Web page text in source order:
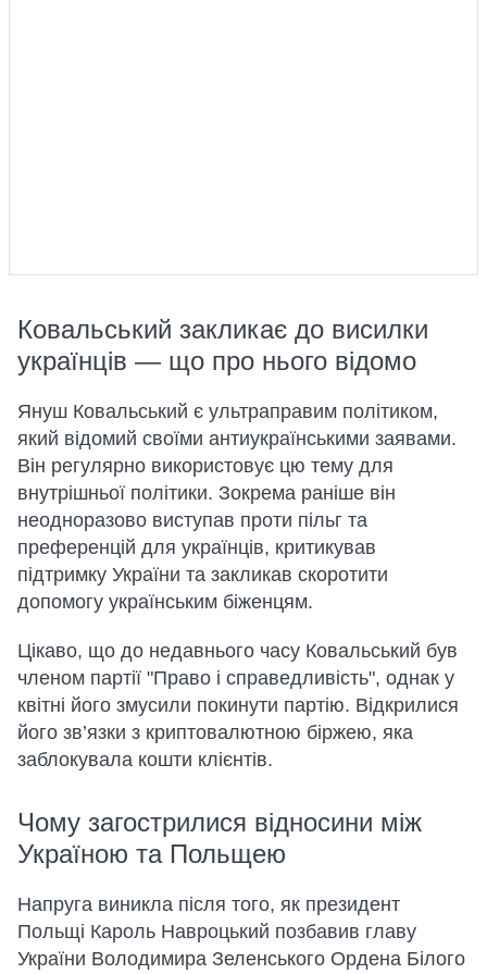
Ковальський закликає до висилки
українців — що про нього відомо
Януш Ковальський є ультраправим політиком,
який відомий своїми антиукраїнськими заявами.
Він регулярно використовує цю тему для
внутрішньої політики. Зокрема раніше він
неодноразово виступав проти пільг та
преференцій для українців, критикував
підтримку України та закликав скоротити
допомогу українським біженцям.
Цікаво, що до недавнього часу Ковальський був
членом партії "Право і справедливість", однак у
квітні його змусили покинути партію. Відкрилися
його зв’язки з криптовалютною біржею, яка
заблокувала кошти клієнтів.
Чому загострилися відносини між
Україною та Польщею
Напруга виникла після того, як президент
Польщі Кароль Навроцький позбавив главу
України Володимира Зеленського Ордена Білого